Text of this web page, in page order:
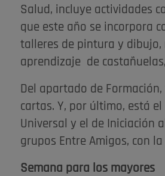
Salud, incluye actividades
que este año se incorpora
talleres de pintura y dibujo,
aprendizaje de
Del apartado de
cartas. Y, por último, está
Universal y el de Iniciación
grupos Entre Amigos, con
Semana para los mayores